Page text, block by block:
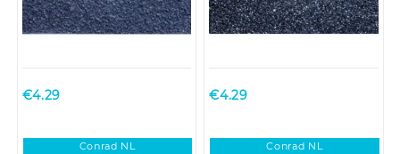
€4.29
Conrad NL
€4.29
Conrad NL